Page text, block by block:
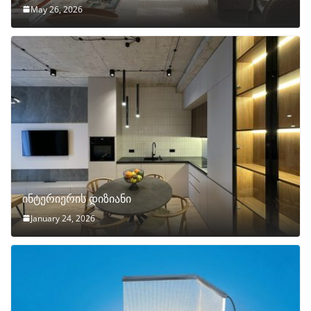
May 26, 2026
ინტერიერის დიზიანი
January 24, 2026